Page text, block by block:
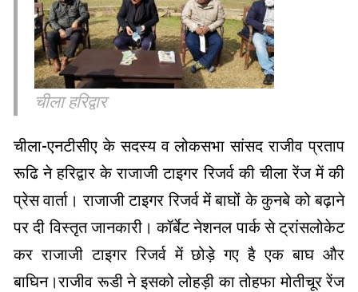
चीला हरिद्वार
चीला-एनटीसीए के सदस्य व लोकसभा सांसद राजीव प्रताप
रूढि ने हरिद्वार के राजाजी टाइगर रिजर्व की चीला रेंज में की
प्रेस वार्ता। राजाजी टाइगर रिजर्व में बाघों के कुनबे को बढ़ाने
पर दी विस्तृत जानकारी। कॉर्बेट नेशनल पार्क से ट्रांसलोकेट
कर राजाजी टाइगर रिजर्व में छोड़े गए है एक बाघ और
बाघिन।राजीव रूडी ने इसको लोहड़ी का तोहफा मोतीचूर रेंज